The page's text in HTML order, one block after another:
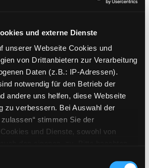
und externe Dienste
unserer Webseite Cookies und
von Drittanbietern zur Verarbeitung
Daten (z.B.: IP-Adressen).
notwendig für den Betrieb der
andere uns helfen, diese Webseite
zu verbessern. Bei Auswahl der
stimmen Sie der
und Dienste, sowohl von
Kinder und Erwachsene. Lesung
Kaddor, Lamya;Müller,
Suche nach diesem Verfasser
2012Verlag: Köln, Wort Art
DVD
7: Islam
: Die Weltreligionen
dem Weg